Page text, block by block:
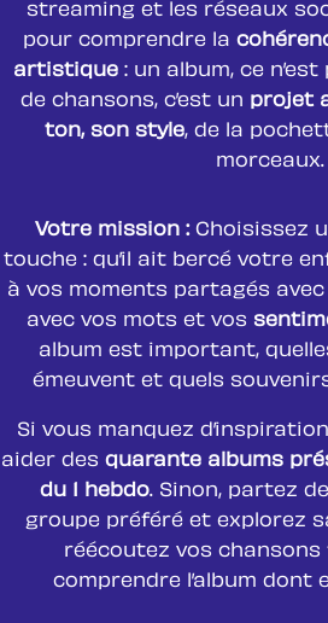
streaming et les réseaux
pour comprendre la
artistique : un album, ce
de chansons, c’est un projet
ton, son style, de la
morceaux.
Votre mission : Choisissez
touche : qu’il ait bercé votre
à vos moments partagés
avec vos mots et vos
album est important,
émeuvent et quels
Si vous manquez
aider des quarante albums
du 1 hebdo. Sinon, partez
groupe préféré et explorez
réécoutez vos
comprendre l’album dont